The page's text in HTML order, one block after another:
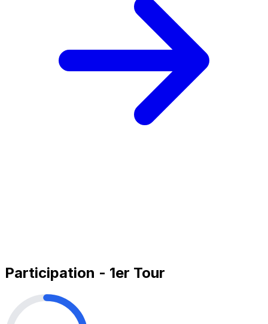
Participation - 1er Tour